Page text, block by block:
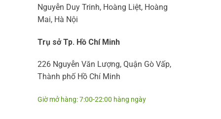
Nguyễn Duy Trinh, Hoàng Liệt, Hoàng
Mai, Hà Nội
Trụ sở Tp. Hồ Chí Minh
226 Nguyễn Văn Lượng, Quận Gò Vấp,
Thành phố Hồ Chí Minh
Giờ mở hàng: 7:00-22:00 hàng ngày